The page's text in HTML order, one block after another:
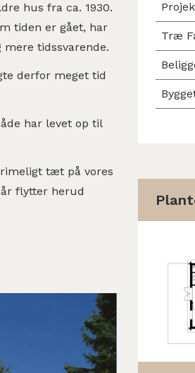
hus fra ca. 1930.
tiden er gået, har
tidssvarende.
derfor meget tid
har levet op til
tæt på vores
flytter herud
Træ